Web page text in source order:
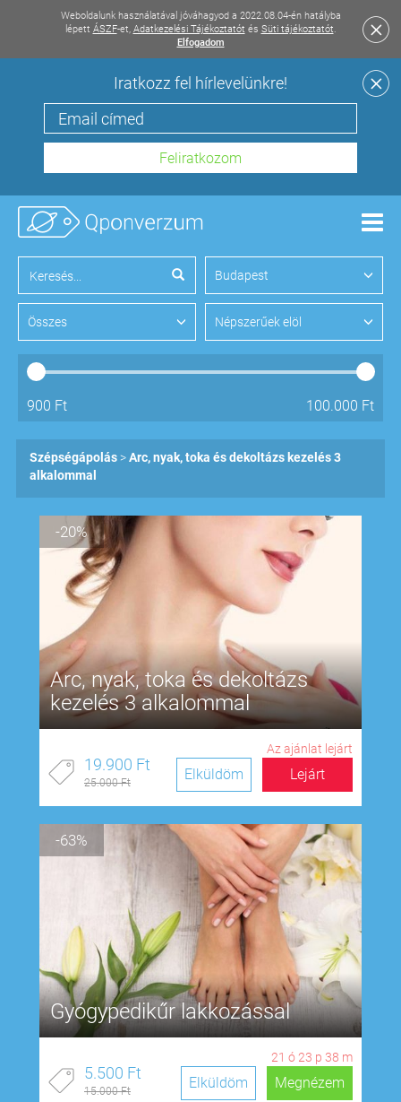
Weboldalunk használatával jóváhagyod a 2022.08.04-én hatályba
lépett ÁSZF-et, Adatkezelési Tájékoztatót és Süti tájékoztatót.
Elfogadom
Iratkozz fel hírlevelünkre!
Budapest
Összes Népszerűek elöl
900 Ft 100.000 Ft
Szépségápolás
Arc, nyak, toka és dekoltázs kezelés 3
alkalommal
-20%
Arc, nyak, toka és dekoltázs
kezelés 3 alkalommal
Az ajánlat lejárt
19.900 Ft
25.000 Ft Lejárt
Elküldöm
-63%
Gyógypedikűr lakkozással
21 ó 23 p 38 m
5.500 Ft
15.000 Ft Megnézem
Elküldöm